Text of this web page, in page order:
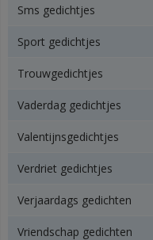
Sms gedichtjes
Sport gedichtjes
Trouwgedichtjes
Vaderdag gedichtjes
Valentijnsgedichtjes
Verdriet gedichtjes
Verjaardags gedichten
Vriendschap gedichten